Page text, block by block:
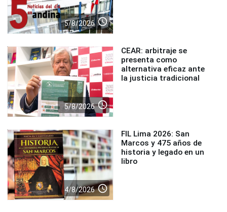
5/8/2026 access_time
5/8/2026 access_time
CEAR: arbitraje se
presenta como
alternativa eficaz ante
la justicia tradicional
4/8/2026 access_time
FIL Lima 2026: San
Marcos y 475 años de
historia y legado en un
libro